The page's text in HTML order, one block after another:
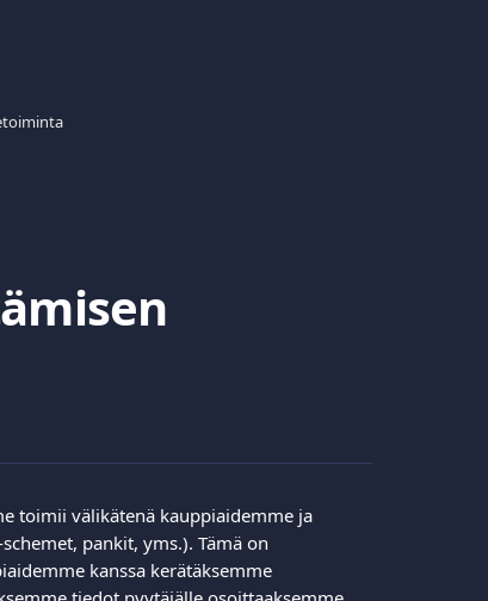
toimii välikätenä kauppiaidemme ja
pankit, yms.). Tämä on
kanssa kerätäksemme